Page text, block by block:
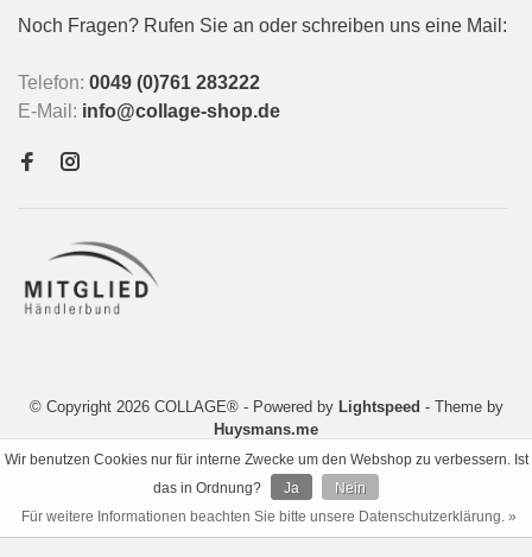
Noch Fragen? Rufen Sie an oder schreiben uns eine Mail:
Telefon: 0049 (0)761 283222
E-Mail: info@collage-shop.de
© Copyright 2026 COLLAGE® - Powered by Lightspeed - Theme by
Huysmans.me
Wir benutzen Cookies nur für interne Zwecke um den Webshop zu verbessern. Ist
das in Ordnung?
Ja
Nein
Für weitere Informationen beachten Sie bitte unsere Datenschutzerklärung. »